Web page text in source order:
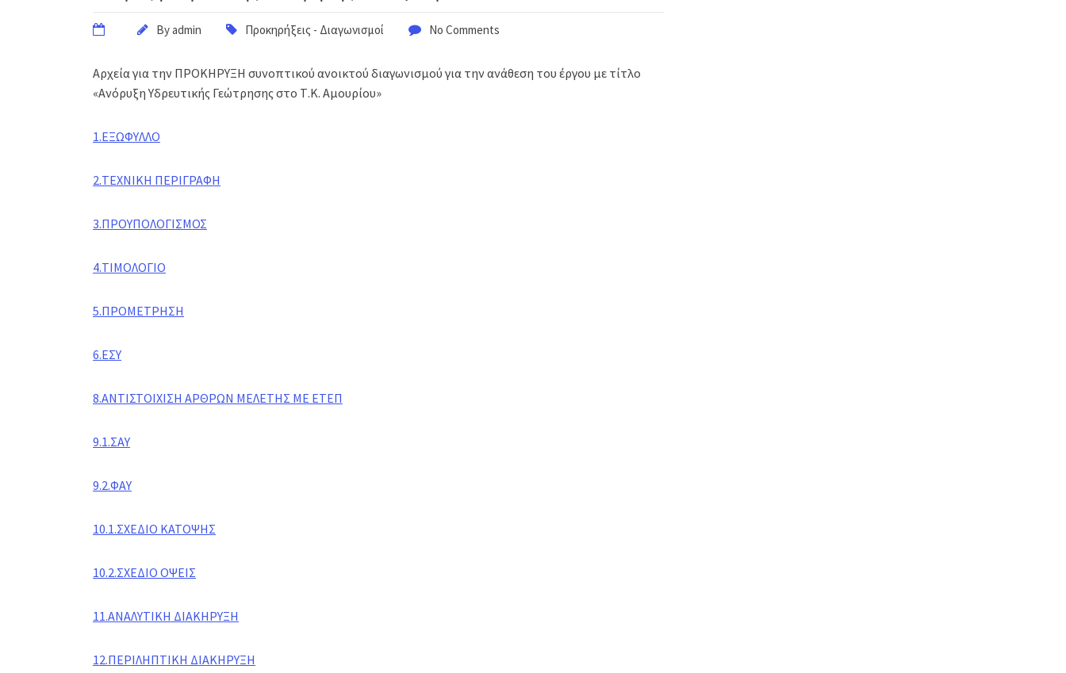
Byadmin Προκηρήξεις - Διαγωνισμοί No Comments
Αρχεία για την ΠΡΟΚΗΡΥΞΗ συνοπτικού ανοικτού διαγωνισμού για την ανάθεση του έργου με τίτλο
«Ανόρυξη Υδρευτικής Γεώτρησης στο Τ.Κ. Αμουρίου»
1.ΕΞΩΦΥΛΛΟ
2.ΤΕΧΝΙΚΗ ΠΕΡΙΓΡΑΦΗ
3.ΠΡΟΥΠΟΛΟΓΙΣΜΟΣ
4.ΤΙΜΟΛΟΓΙΟ
5.ΠΡΟΜΕΤΡΗΣΗ
6.ΕΣΥ
8.ΑΝΤΙΣΤΟΙΧΙΣΗ ΑΡΘΡΩΝ ΜΕΛΕΤΗΣ ΜΕ ΕΤΕΠ
9.1.ΣΑΥ
9.2.ΦΑΥ
10.1.ΣΧΕΔΙΟ ΚΑΤΟΨΗΣ
10.2.ΣΧΕΔΙΟ ΟΨΕΙΣ
11.ΑΝΑΛΥΤΙΚΗ ΔΙΑΚΗΡΥΞΗ
12.ΠΕΡΙΛΗΠΤΙΚΗ ΔΙΑΚΗΡΥΞΗ